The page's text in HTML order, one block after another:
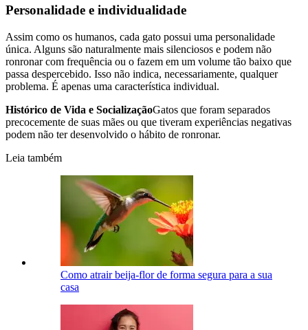
Personalidade e individualidade
Assim como os humanos, cada gato possui uma personalidade
única. Alguns são naturalmente mais silenciosos e podem não
ronronar com frequência ou o fazem em um volume tão baixo que
passa despercebido. Isso não indica, necessariamente, qualquer
problema. É apenas uma característica individual.
Histórico de Vida e SocializaçãoGatos que foram separados
precocemente de suas mães ou que tiveram experiências negativas
podem não ter desenvolvido o hábito de ronronar.
Leia também
Como atrair beija-flor de forma segura para a sua
casa